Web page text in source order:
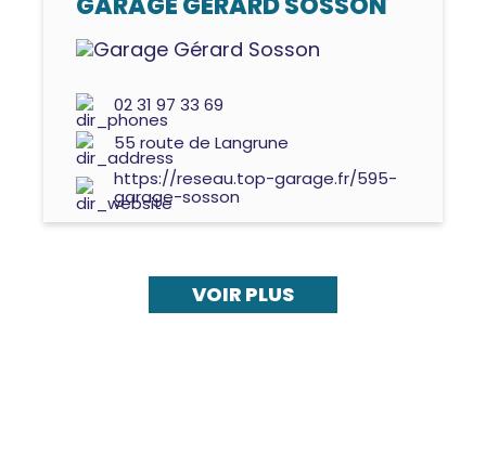
02 31 97 33 69
55 route de Langrune
https://reseau.top-garage.fr/595-
garage-sosson
VOIR PLUS